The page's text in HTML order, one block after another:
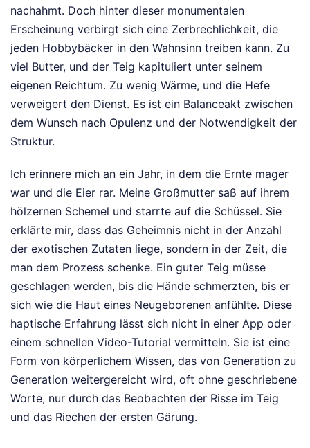
nachahmt. Doch hinter dieser monumentalen
Erscheinung verbirgt sich eine Zerbrechlichkeit, die
jeden Hobbybäcker in den Wahnsinn treiben kann. Zu
viel Butter, und der Teig kapituliert unter seinem
eigenen Reichtum. Zu wenig Wärme, und die Hefe
verweigert den Dienst. Es ist ein Balanceakt zwischen
dem Wunsch nach Opulenz und der Notwendigkeit der
Struktur.
Ich erinnere mich an ein Jahr, in dem die Ernte mager
war und die Eier rar. Meine Großmutter saß auf ihrem
hölzernen Schemel und starrte auf die Schüssel. Sie
erklärte mir, dass das Geheimnis nicht in der Anzahl
der exotischen Zutaten liege, sondern in der Zeit, die
man dem Prozess schenke. Ein guter Teig müsse
geschlagen werden, bis die Hände schmerzten, bis er
sich wie die Haut eines Neugeborenen anfühlte. Diese
haptische Erfahrung lässt sich nicht in einer App oder
einem schnellen Video-Tutorial vermitteln. Sie ist eine
Form von körperlichem Wissen, das von Generation zu
Generation weitergereicht wird, oft ohne geschriebene
Worte, nur durch das Beobachten der Risse im Teig
und das Riechen der ersten Gärung.